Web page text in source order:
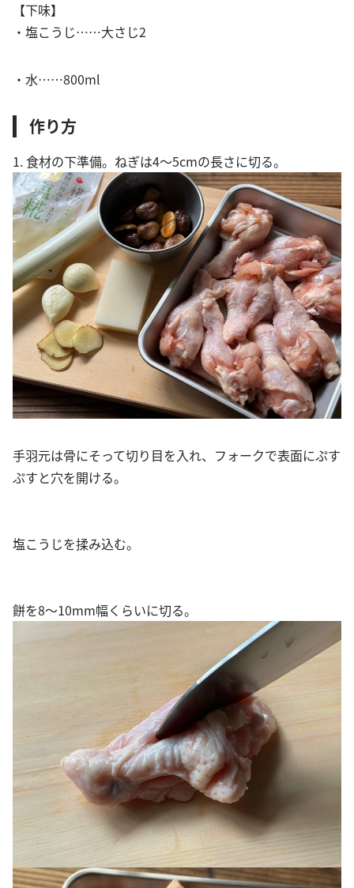
【下味】
・塩こうじ……大さじ2
・水……800ml
作り方
1. 食材の下準備。ねぎは4〜5cmの長さに切る。
手羽元は骨にそって切り目を入れ、フォークで表面にぷす
ぷすと穴を開ける。
塩こうじを揉み込む。
餅を8〜10mm幅くらいに切る。